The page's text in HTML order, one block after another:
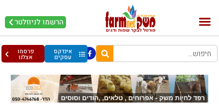
הרשמו לניוזלטר
אינדקס
עסקים
פרסמו
אצלנו